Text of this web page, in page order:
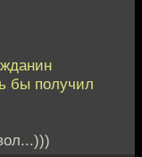
бы получил